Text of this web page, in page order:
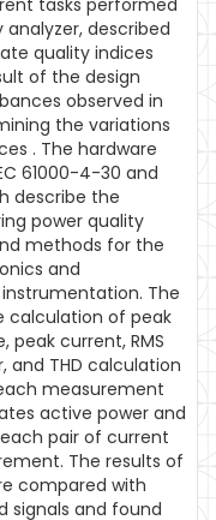
tasks performed
described
quality indices
of the design
observed in
the variations
. The hardware
61000-4-30 and
describe the
power quality
methods for the
and
The
calculation of peak
peak current, RMS
THD calculation
measurement
active power and
pair of current
The results of
compared with
signals and found